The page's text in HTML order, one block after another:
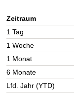
Zeitraum
1 Tag
1 Woche
1 Monat
6 Monate
Lfd. Jahr (YTD)